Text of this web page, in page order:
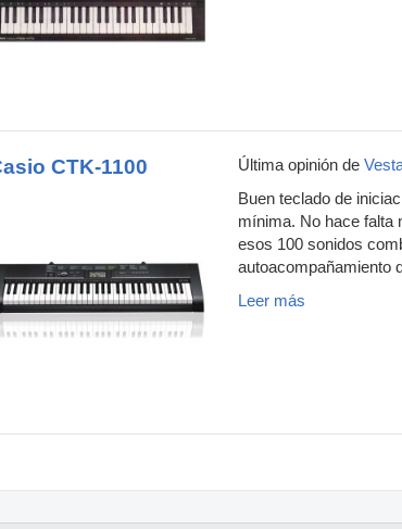
CTK-1100 Última opinión de
Buen teclado de
mínima. No hace falta
esos 100 sonidos
autoacompañamiento
Leer más